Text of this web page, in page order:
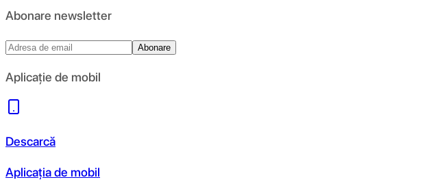
Abonare newsletter
Abonare
Aplicație de mobil
Descarcă
Aplicația de mobil